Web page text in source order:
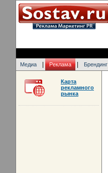
Медиа Реклама Брендинг
Карта
рекламного
рынка